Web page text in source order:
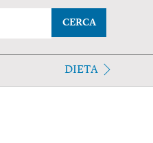
CERCA
DIETA